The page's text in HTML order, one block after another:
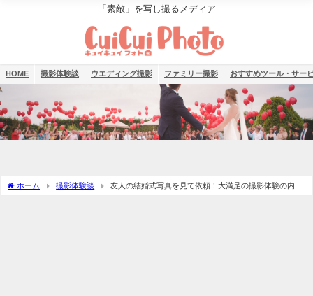
「素敵」を写し撮るメディア
HOME 撮影体験談 ウエディング撮影 ファミリー撮影 おすすめツール・サー
ホーム 撮影体験談
友人の結婚式写真を見て依頼！大満足の撮影体験の内容